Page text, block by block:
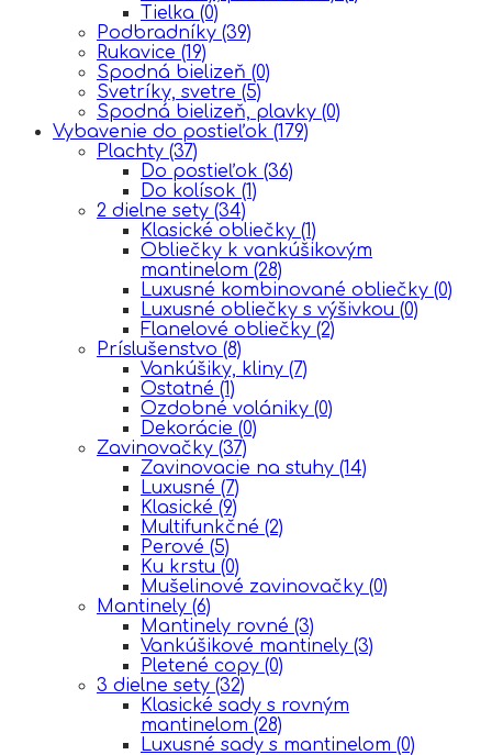
Tielka (0)
Podbradníky (39)
Rukavice (19)
Spodná bielizeň (0)
Svetríky, svetre (5)
Spodná bielizeň, plavky (0)
Vybavenie do postieľok (179)
Plachty (37)
Do postieľok (36)
Do kolísok (1)
2 dielne sety (34)
Klasické obliečky (1)
Obliečky k vankúšikovým
mantinelom (28)
Luxusné kombinované obliečky (0)
Luxusné obliečky s výšivkou (0)
Flanelové obliečky (2)
Príslušenstvo (8)
Vankúšiky, kliny (7)
Ostatné (1)
Ozdobné volániky (0)
Dekorácie (0)
Zavinovačky (37)
Zavinovacie na stuhy (14)
Luxusné (7)
Klasické (9)
Multifunkčné (2)
Perové (5)
Ku krstu (0)
Mušelinové zavinovačky (0)
Mantinely (6)
Mantinely rovné (3)
Vankúšikové mantinely (3)
Pletené copy (0)
3 dielne sety (32)
Klasické sady s rovným
mantinelom (28)
Luxusné sady s mantinelom (0)